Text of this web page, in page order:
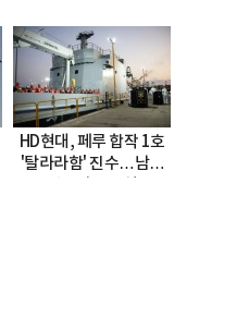
HD현대, 페루 합작 1호
'탈라라함' 진수…남미